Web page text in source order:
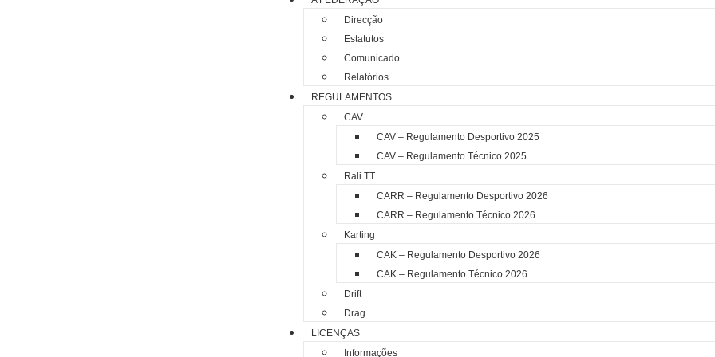
Direcção
Estatutos
Comunicado
Relatórios
REGULAMENTOS
CAV
CAV – Regulamento Desportivo 2025
CAV – Regulamento Técnico 2025
Rali TT
CARR – Regulamento Desportivo 2026
CARR – Regulamento Técnico 2026
Karting
CAK – Regulamento Desportivo 2026
CAK – Regulamento Técnico 2026
Drift
Drag
LICENÇAS
Informações